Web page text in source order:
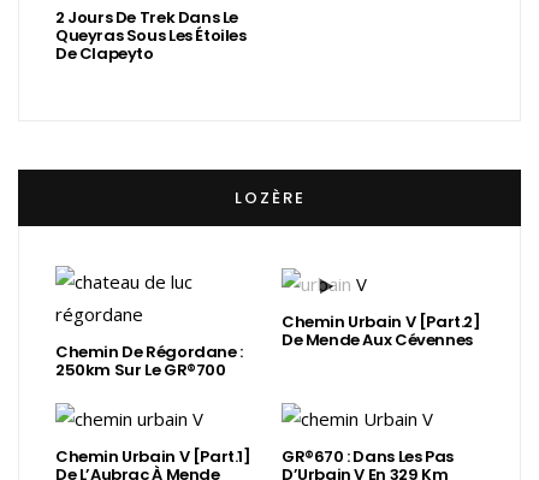
2 Jours De Trek Dans Le
Queyras Sous Les Étoiles
De Clapeyto
LOZÈRE
Chemin De Régordane :
250km Sur Le GR®700
Chemin Urbain V [Part.2]
De Mende Aux Cévennes
Chemin Urbain V [Part.1]
De L’Aubrac À Mende
GR®670 : Dans Les Pas
D’Urbain V En 329 Km